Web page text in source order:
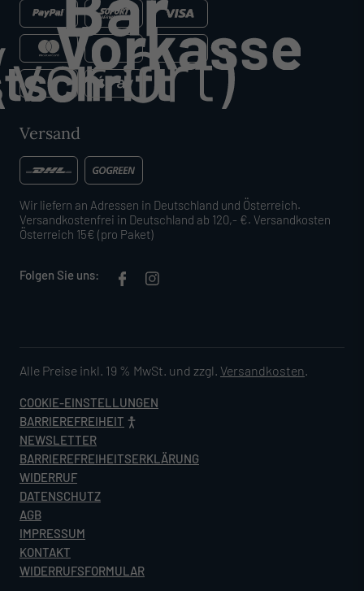
Versand
Wir liefern an Adressen in Deutschland und Österreich.
Versandkostenfrei in Deutschland ab 120,- €. Versandkosten
Österreich 15€ (pro Paket)
Folgen Sie uns:
Alle Preise inkl. 19 % MwSt. und zzgl. Versandkosten.
COOKIE-EINSTELLUNGEN
BARRIEREFREIHEIT
NEWSLETTER
BARRIEREFREIHEITSERKLÄRUNG
WIDERRUF
DATENSCHUTZ
AGB
IMPRESSUM
KONTAKT
WIDERRUFSFORMULAR